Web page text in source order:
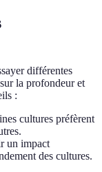
différentes
la profondeur et
:
cultures préfèrent
un impact
des cultures.